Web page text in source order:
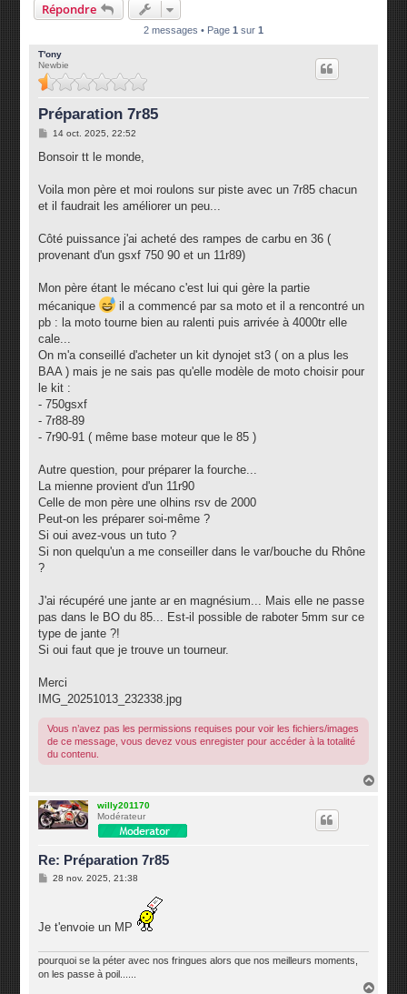
Répondre
2 messages • Page 1 sur 1
T'ony
Newbie
Préparation 7r85
M
s
g
14 oct. 2025, 22:52
Bonsoir tt le monde,
Voila mon père et moi roulons sur piste avec un 7r85 chacun
et il faudrait les améliorer un peu...
Côté puissance j'ai acheté des rampes de carbu en 36 (
provenant d'un gsxf 750 90 et un 11r89)
Mon père étant le mécano c'est lui qui gère la partie
mécanique
il a commencé par sa moto et il a rencontré un
pb : la moto tourne bien au ralenti puis arrivée à 4000tr elle
cale...
On m'a conseillé d'acheter un kit dynojet st3 ( on a plus les
BAA ) mais je ne sais pas qu'elle modèle de moto choisir pour
le kit :
- 750gsxf
- 7r88-89
- 7r90-91 ( même base moteur que le 85 )
Autre question, pour préparer la fourche...
La mienne provient d'un 11r90
Celle de mon père une olhins rsv de 2000
Peut-on les préparer soi-même ?
Si oui avez-vous un tuto ?
Si non quelqu'un a me conseiller dans le var/bouche du Rhône
?
J'ai récupéré une jante ar en magnésium... Mais elle ne passe
pas dans le BO du 85... Est-il possible de raboter 5mm sur ce
type de jante ?!
Si oui faut que je trouve un tourneur.
Merci
IMG_20251013_232338.jpg
Vous n’avez pas les permissions requises pour voir les fichiers/images
de ce message, vous devez vous enregister pour accéder à la totalité
du contenu.
willy201170
Modérateur
Re: Préparation 7r85
M
g
28 nov. 2025, 21:38
Je t'envoie un MP
pourquoi se la péter avec nos fringues alors que nos meilleurs moments,
on les passe à poil......